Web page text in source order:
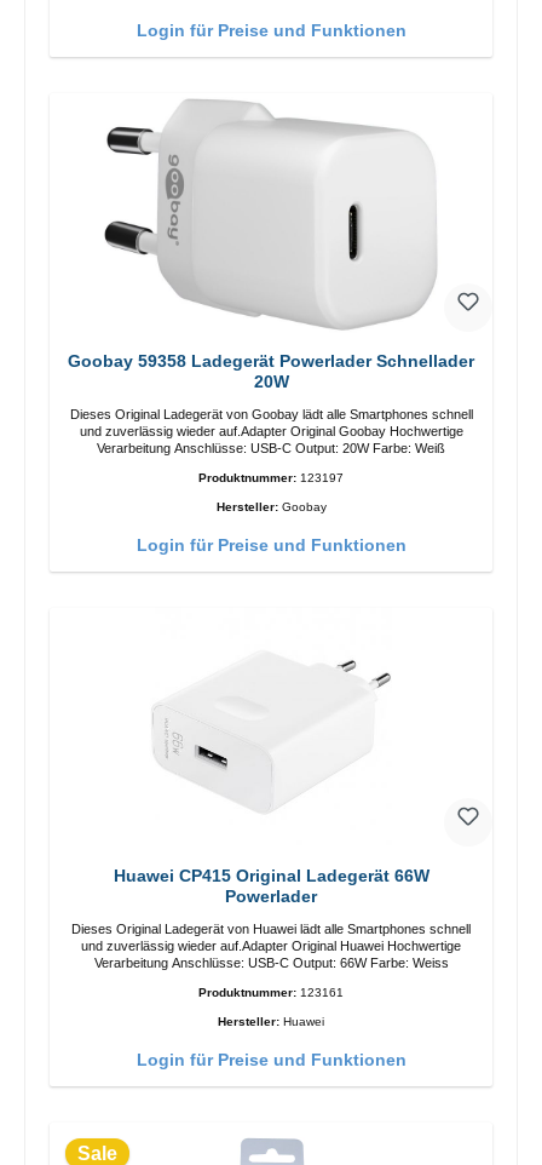
Login für Preise und Funktionen
Goobay 59358 Ladegerät Powerlader Schnellader
20W
Dieses Original Ladegerät von Goobay lädt alle Smartphones schnell
und zuverlässig wieder auf.Adapter Original Goobay Hochwertige
Verarbeitung Anschlüsse: USB-C Output: 20W Farbe: Weiß
Produktnummer: 123197
Hersteller: Goobay
Login für Preise und Funktionen
Huawei CP415 Original Ladegerät 66W
Powerlader
Dieses Original Ladegerät von Huawei lädt alle Smartphones schnell
und zuverlässig wieder auf.Adapter Original Huawei Hochwertige
Verarbeitung Anschlüsse: USB-C Output: 66W Farbe: Weiss
Produktnummer: 123161
Hersteller: Huawei
Login für Preise und Funktionen
Sale